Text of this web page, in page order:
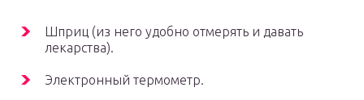
Шприц (из него удобно отмерять и давать
лекарства).
Электронный термометр.